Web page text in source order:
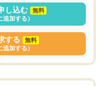
し込む
無料
追加する）
する
無料
追加する）